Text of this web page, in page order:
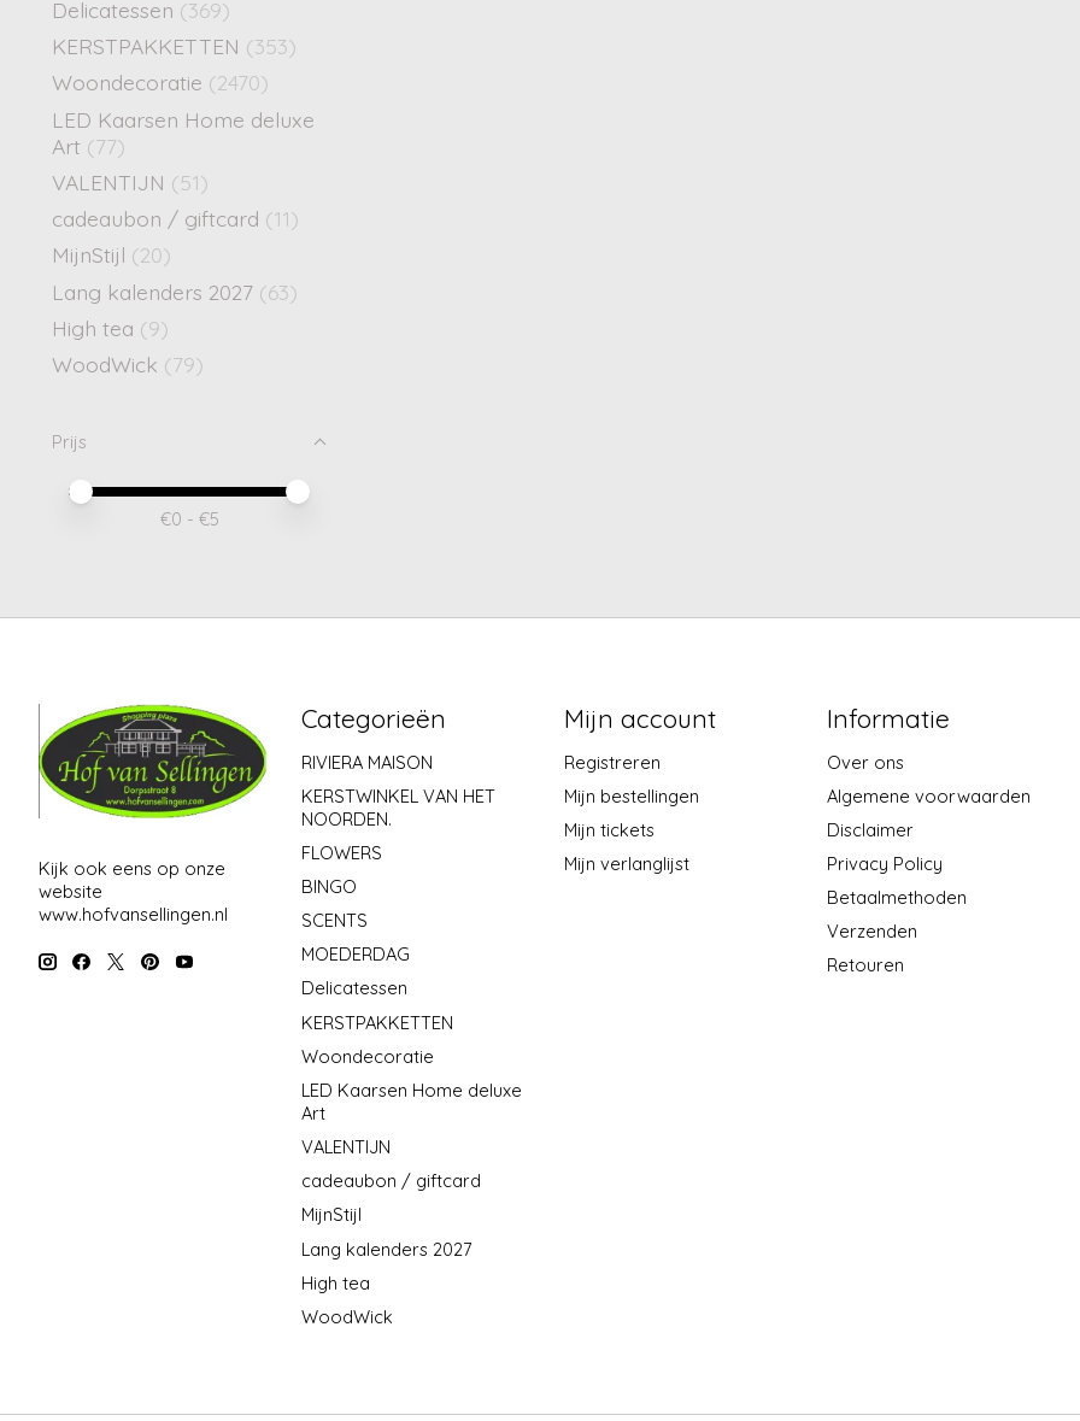
Delicatessen (369)
KERSTPAKKETTEN (353)
Woondecoratie (2470)
LED Kaarsen Home deluxe
Art (77)
VALENTIJN (51)
cadeaubon / giftcard (11)
MijnStijl (20)
Lang kalenders 2027 (63)
High tea (9)
WoodWick (79)
Prijs
Minimale prijswaarde
Price maximum value
€0 - €5
Kijk ook eens op onze
website
www.hofvansellingen.nl
Categorieën
RIVIERA MAISON
KERSTWINKEL VAN HET
NOORDEN.
FLOWERS
BINGO
SCENTS
MOEDERDAG
Delicatessen
KERSTPAKKETTEN
Woondecoratie
LED Kaarsen Home deluxe
Art
VALENTIJN
cadeaubon / giftcard
MijnStijl
Lang kalenders 2027
High tea
WoodWick
Mijn account
Registreren
Mijn bestellingen
Mijn tickets
Mijn verlanglijst
Informatie
Over ons
Algemene voorwaarden
Disclaimer
Privacy Policy
Betaalmethoden
Verzenden
Retouren